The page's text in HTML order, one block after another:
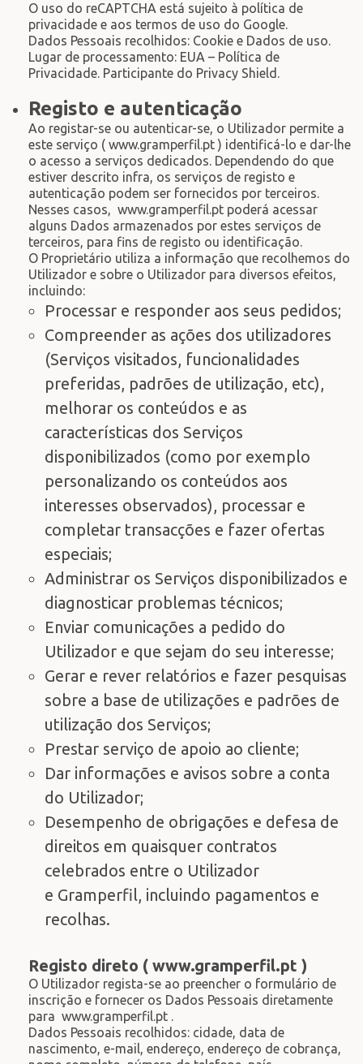
O uso do reCAPTCHA está sujeito à política de
privacidade e aos termos de uso do Google.
Dados Pessoais recolhidos: Cookie e Dados de uso.
Lugar de processamento: EUA – Política de
Privacidade. Participante do Privacy Shield.
Registo e autenticação
Ao registar-se ou autenticar-se, o Utilizador permite a
este serviço ( www.gramperfil.pt ) identificá-lo e dar-lhe
o acesso a serviços dedicados. Dependendo do que
estiver descrito infra, os serviços de registo e
autenticação podem ser fornecidos por terceiros.
Nesses casos, www.gramperfil.pt poderá acessar
alguns Dados armazenados por estes serviços de
terceiros, para fins de registo ou identificação.
O Proprietário utiliza a informação que recolhemos do
Utilizador e sobre o Utilizador para diversos efeitos,
incluindo:
Processar e responder aos seus pedidos;
Compreender as ações dos utilizadores
(Serviços visitados, funcionalidades
preferidas, padrões de utilização, etc),
melhorar os conteúdos e as
características dos Serviços
disponibilizados (como por exemplo
personalizando os conteúdos aos
interesses observados), processar e
completar transacções e fazer ofertas
especiais;
Administrar os Serviços disponibilizados e
diagnosticar problemas técnicos;
Enviar comunicações a pedido do
Utilizador e que sejam do seu interesse;
Gerar e rever relatórios e fazer pesquisas
sobre a base de utilizações e padrões de
utilização dos Serviços;
Prestar serviço de apoio ao cliente;
Dar informações e avisos sobre a conta
do Utilizador;
Desempenho de obrigações e defesa de
direitos em quaisquer contratos
celebrados entre o Utilizador
e Gramperfil, incluindo pagamentos e
recolhas.
Registo direto ( www.gramperfil.pt )
O Utilizador regista-se ao preencher o formulário de
inscrição e fornecer os Dados Pessoais diretamente
para www.gramperfil.pt .
Dados Pessoais recolhidos: cidade, data de
nascimento, e-mail, endereço, endereço de cobrança,